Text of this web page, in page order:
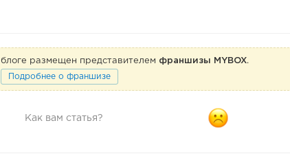
размещен представителем франшизы MYBOX.
Подробнее о франшизе
Как вам статья?